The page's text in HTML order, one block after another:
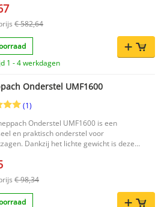
montage, terwijl de extensie
biedt aan werkstukken tot 2
stabiel, flexibel en compact onderstel
€ 582,64
1 - 4 werkdagen
Onderstel UMF1600
(1)
Onderstel UMF1600 is een
en praktisch onderstel voor
Dankzij het lichte gewicht is deze
terwijl de stabiele constructie zorgt
en de verstelbare werkstops maken dit
een handige keuze voor uiteenlopende
Geschikt voor vrijwel alle merken
€ 98,34